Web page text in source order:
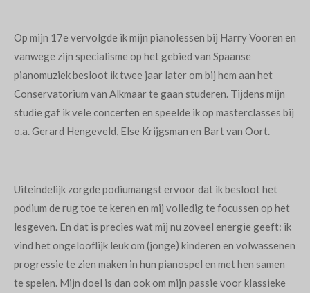
Op mijn 17e vervolgde ik mijn pianolessen bij Harry Vooren en
vanwege zijn specialisme op het gebied van Spaanse
pianomuziek besloot ik twee jaar later om bij hem aan het
Conservatorium van Alkmaar te gaan studeren. Tijdens mijn
studie gaf ik vele concerten en speelde ik op masterclasses bij
o.a. Gerard Hengeveld, Else Krijgsman en Bart van Oort.
Uiteindelijk zorgde podiumangst ervoor dat ik besloot het
podium de rug toe te keren en mij volledig te focussen op het
lesgeven. En dat is precies wat mij nu zoveel energie geeft: ik
vind het ongelooflijk leuk om (jonge) kinderen en volwassenen
progressie te zien maken in hun pianospel en met hen samen
te spelen. Mijn doel is dan ook om mijn passie voor klassieke